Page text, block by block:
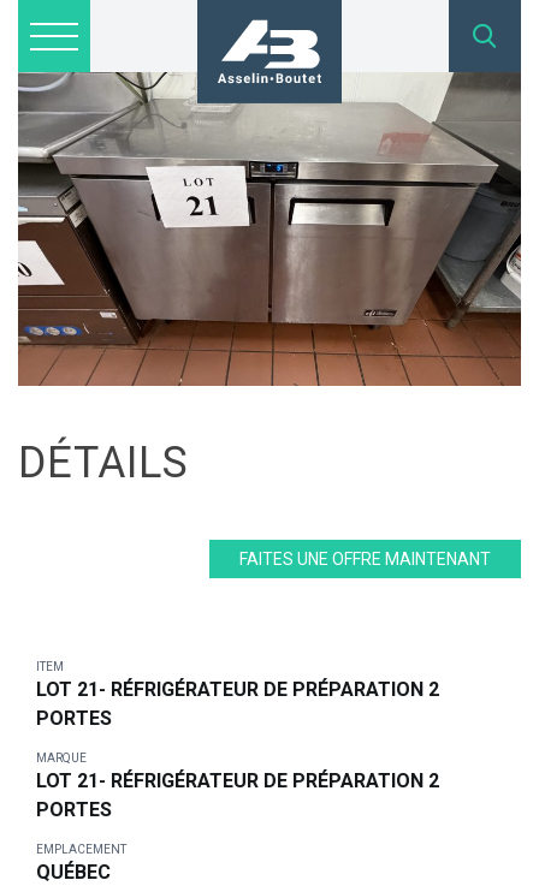
Lots disponibles
Inscription
Nous joindre
admin@asselinboutet.com
418 254-1771
DÉTAILS
FAITES UNE OFFRE MAINTENANT
ITEM
LOT 21- RÉFRIGÉRATEUR DE PRÉPARATION 2
PORTES
MARQUE
LOT 21- RÉFRIGÉRATEUR DE PRÉPARATION 2
PORTES
EMPLACEMENT
QUÉBEC